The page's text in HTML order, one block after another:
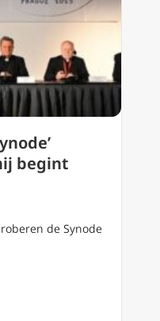
begint
de Synode
van de synode’ stoppen